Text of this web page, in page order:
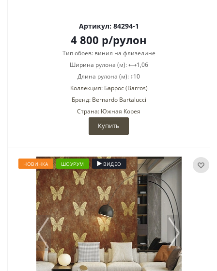
Артикул: 84294-1
4 800 р/рулон
Тип обоев: винил на флизелине
Ширина рулона (м): ⟷1,06
Длина рулона (м): ↕10
Коллекция: Баррос (Barros)
Бренд: Bernardo Bartalucci
Страна: Южная Корея
Купить
НОВИНКА ШОУРУМ ВИДЕО